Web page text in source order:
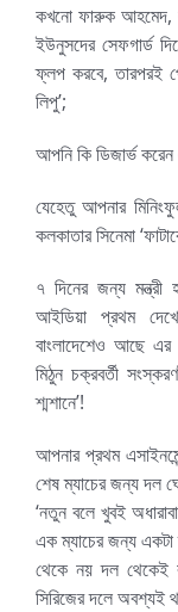
কখনো ফারুক আহমেদ,
ইউনুসদের সেফগার্ড
ফ্লপ করবে, তারপরই
লিপু’;
আপনি কি ডিজার্ভ করেন
যেহেতু আপনার
কলকাতার সিনেমা
৭ দিনের জন্য মন্ত্রী
আইডিয়া প্রথম
বাংলাদেশেও আছে এর
মিঠুন চক্রবর্তী
শ্মশানে’!
আপনার প্রথম
শেষ ম্যাচের জন্য দল
‘নতুন বলে খুবই
এক ম্যাচের জন্য
থেকে নয় দল থেকেই
সিরিজের দলে অবশ্যই